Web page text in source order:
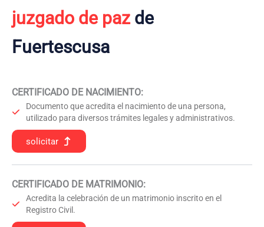
juzgado de pazde
Fuertescusa
CERTIFICADO DE NACIMIENTO:
Documento que acredita el nacimiento de una persona,
utilizado para diversos trámites legales y administrativos.
solicitar
CERTIFICADO DE MATRIMONIO:
Acredita la celebración de un matrimonio inscrito en el
Registro Civil.